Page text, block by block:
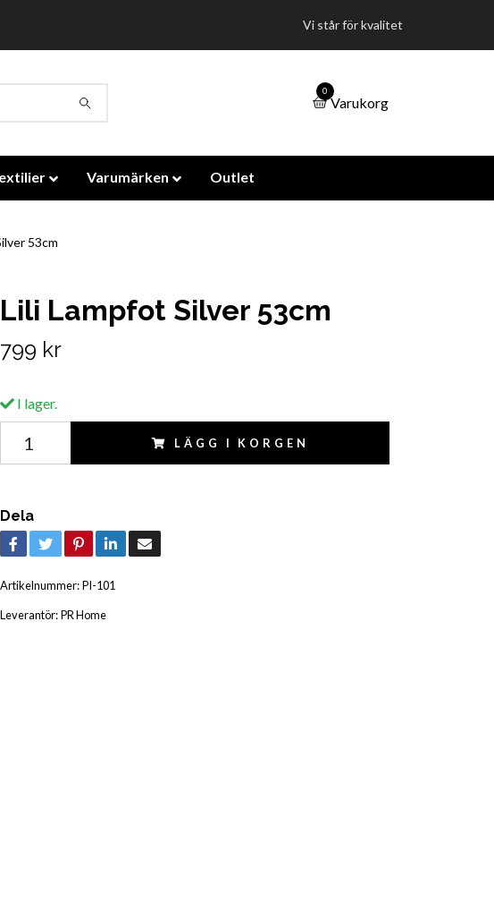
Vi står för kvalitet
0
Varukorg
Varumärken Outlet
53cm
Lili Lampfot Silver 53cm
799 kr
I lager.
LÄGG I KORGEN
Dela
Artikelnummer:PI-101
Leverantör:PR Home